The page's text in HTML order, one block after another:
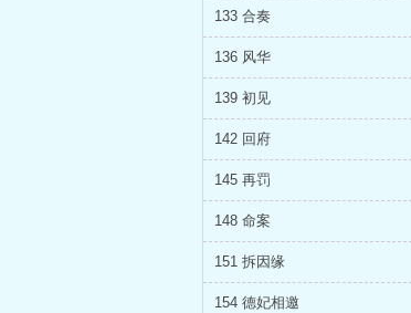
133 合奏
136 风华
139 初见
142 回府
145 再罚
148 命案
151 拆因缘
154 德妃相邀